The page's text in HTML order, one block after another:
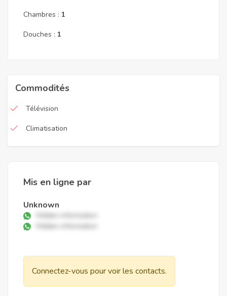
Chambres : 1
Douches : 1
Commodités
Télévision
Climatisation
Mis en ligne par
Unknown
Hidden information
Hidden information
Connectez-vous pour voir les contacts.